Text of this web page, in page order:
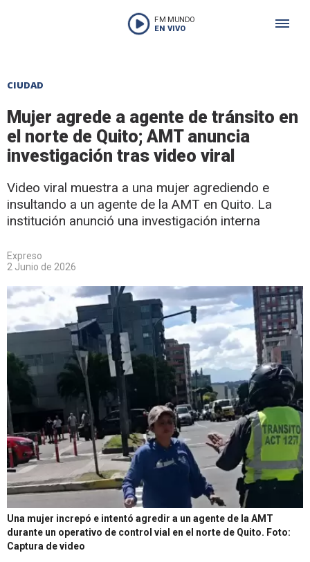
FM MUNDO
EN VIVO
CIUDAD
Mujer agrede a agente de tránsito en
el norte de Quito; AMT anuncia
investigación tras video viral
Video viral muestra a una mujer agrediendo e
insultando a un agente de la AMT en Quito. La
institución anunció una investigación interna
Expreso
2 Junio de 2026
Una mujer increpó e intentó agredir a un agente de la AMT
durante un operativo de control vial en el norte de Quito. Foto:
Captura de video